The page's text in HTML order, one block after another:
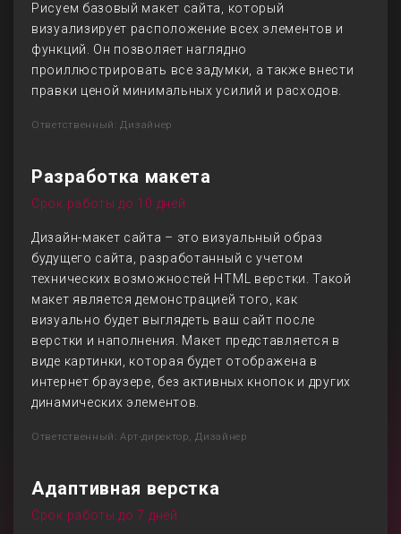
Рисуем базовый макет сайта, который
визуализирует расположение всех элементов и
функций. Он позволяет наглядно
проиллюстрировать все задумки, а также внести
правки ценой минимальных усилий и расходов.
Ответственный: Дизайнер
Разработка макета
Срок работы до 10 дней
Дизайн-макет сайта – это визуальный образ
будущего сайта, разработанный с учетом
технических возможностей HTML верстки. Такой
макет является демонстрацией того, как
визуально будет выглядеть ваш сайт после
верстки и наполнения. Макет представляется в
виде картинки, которая будет отображена в
интернет браузере, без активных кнопок и других
динамических элементов.
Ответственный: Арт-директор, Дизайнер
Адаптивная верстка
Срок работы до 7 дней